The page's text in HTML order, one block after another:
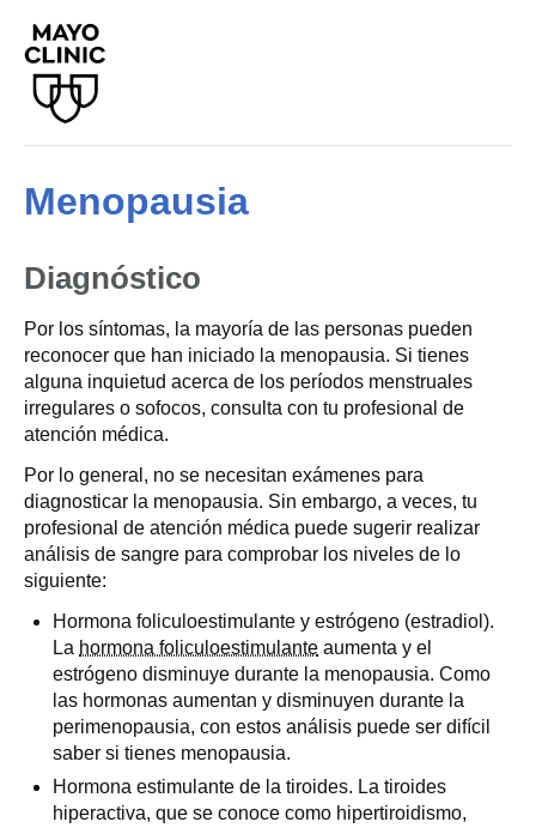
Menopausia
Diagnóstico
Por los síntomas, la mayoría de las personas pueden
reconocer que han iniciado la menopausia. Si tienes
alguna inquietud acerca de los períodos menstruales
irregulares o sofocos, consulta con tu profesional de
atención médica.
Por lo general, no se necesitan exámenes para
diagnosticar la menopausia. Sin embargo, a veces, tu
profesional de atención médica puede sugerir realizar
análisis de sangre para comprobar los niveles de lo
siguiente:
Hormona foliculoestimulante y estrógeno (estradiol).
La hormona foliculoestimulante aumenta y el
estrógeno disminuye durante la menopausia. Como
las hormonas aumentan y disminuyen durante la
perimenopausia, con estos análisis puede ser difícil
saber si tienes menopausia.
Hormona estimulante de la tiroides. La tiroides
hiperactiva, que se conoce como hipertiroidismo,